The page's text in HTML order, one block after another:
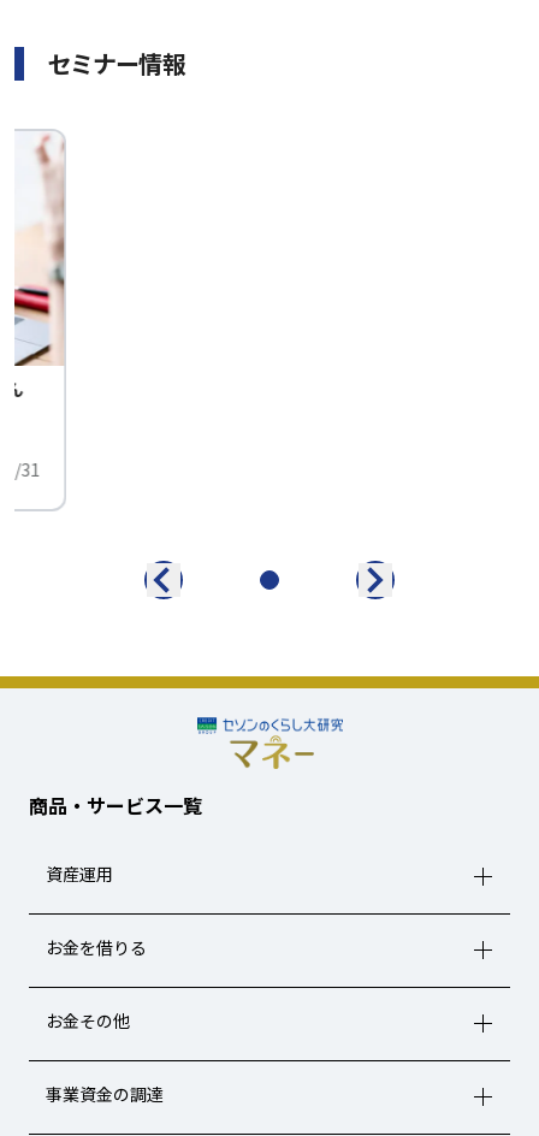
セミナー情報
ん
31
商品・サービス一覧
資産運用
お金を借りる
お金その他
事業資金の調達